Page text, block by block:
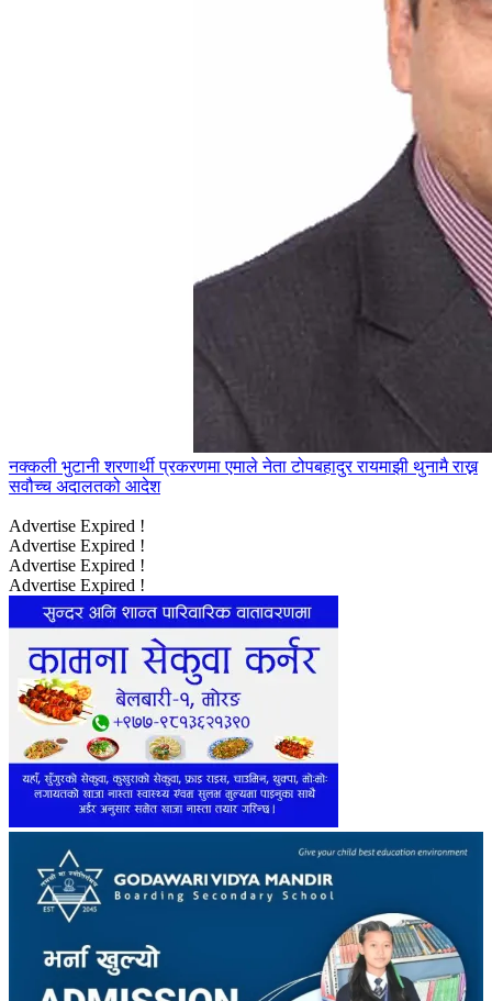
नक्कली भुटानी शरणार्थी प्रकरणमा एमाले नेता टोपबहादुर रायमाझी थुनामै राख्न
सवौच्च अदालतको आदेश
Advertise Expired !
Advertise Expired !
Advertise Expired !
Advertise Expired !